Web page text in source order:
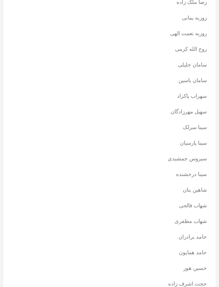
رضا ملک زاده
روزبه بمانی
روزبه نعمت الهی
روح الله کرمی
سامان جلیلی
سامان یاسین
سهراب پاکزاد
سهیل مهرزادگان
سینا سرلک
سینا پارسیان
سیروس جمشیدی
سینا درخشنده
شاهین بنان
شهاب فالجی
شهاب مظفری
حامد برادران
حامد همایون
حسین هور
حجت اشرف زاده